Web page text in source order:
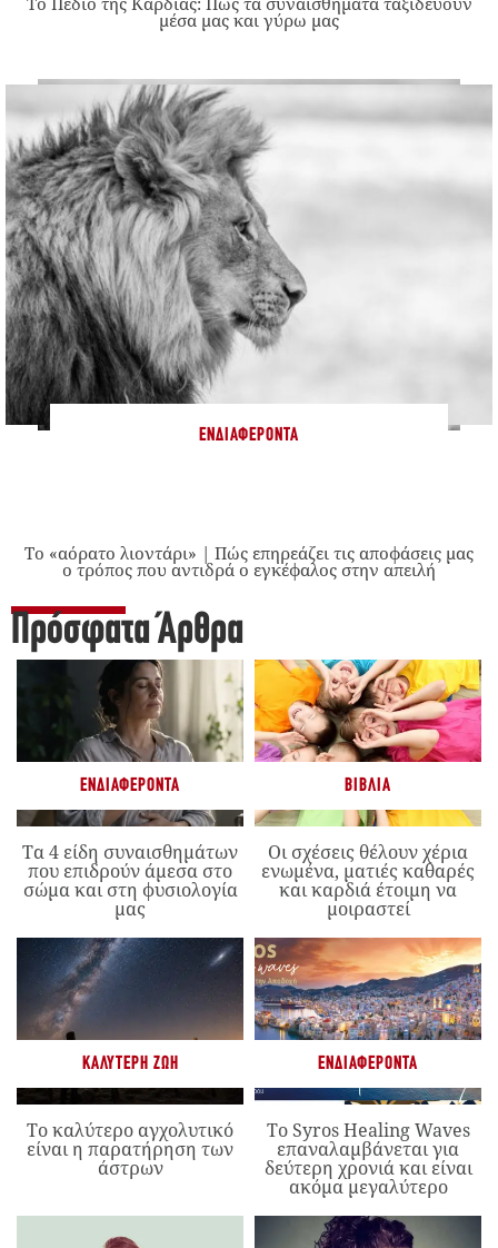
μέσα μας και γύρω μας
ΕΝΔΙΑΦΈΡΟΝΤΑ
Το «αόρατο λιοντάρι» | Πώς επηρεάζει τις αποφάσεις μας
ο τρόπος που αντιδρά ο εγκέφαλος στην απειλή
Πρόσφατα Άρθρα
ΕΝΔΙΑΦΈΡΟΝΤΑ
Τα 4 είδη συναισθημάτων
που επιδρούν άμεσα στο
σώμα και στη φυσιολογία
μας
ΒΙΒΛΊΑ
Οι σχέσεις θέλουν χέρια
ενωμένα, ματιές καθαρές
και καρδιά έτοιμη να
μοιραστεί
ΚΑΛΎΤΕΡΗ ΖΩΉ
Το καλύτερο αγχολυτικό
είναι η παρατήρηση των
άστρων
ΕΝΔΙΑΦΈΡΟΝΤΑ
Το Syros Healing Waves
επαναλαμβάνεται για
δεύτερη χρονιά και είναι
ακόμα μεγαλύτερο